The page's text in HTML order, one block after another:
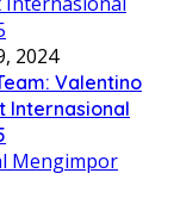
2024
Valentino
Internasional